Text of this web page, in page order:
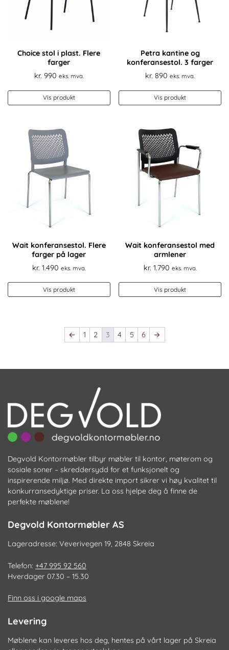
Choice stol i plast. Flere
farger
kr. 990 eks. mva.
Vis produkt
Petra kantine og
konferansestol. 3 farger
kr. 890 eks. mva.
Vis produkt
Wait konferansestol. Flere
farger på lager
kr. 1.490 eks. mva.
Vis produkt
Wait konferansestol med
armlener
kr. 1.790 eks. mva.
Vis produkt
← 1 2 3 4 5 6 →
Degvold Kontormøbler tilbyr møbler til kontor, møterom og
sosiale soner – skreddersydd for et funksjonelt og
inspirerende miljø. Med direkte import sikrer vi høy kvalitet til
konkurransedyktige priser. La oss hjelpe deg å finne de
perfekte møblene!
Degvold Kontormøbler AS
Lageradresse: Veverivegen 19, 2848 Skreia
Telefon: +47 995 92 560
Hverdager 07.30 – 15.30
Finn oss i google maps
Levering
Møblene kan leveres hos deg, hentes på vårt lager på Skreia